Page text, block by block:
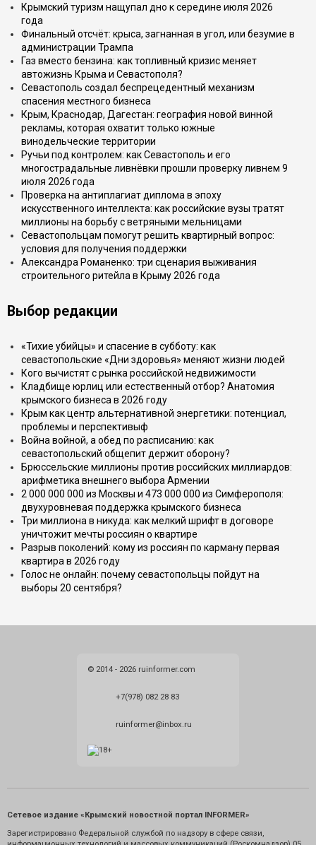
Крымский туризм нащупал дно к середине июля 2026
года
Финальный отсчёт: крыса, загнанная в угол, или безумие в
администрации Трампа
Газ вместо бензина: как топливный кризис меняет
автожизнь Крыма и Севастополя?
Севастополь создал беспрецедентный механизм
спасения местного бизнеса
Крым, Краснодар, Дагестан: география новой винной
рекламы, которая охватит только южные
винодельческие территории
Ручьи под контролем: как Севастополь и его
многострадальные ливнёвки прошли проверку ливнем 9
июля 2026 года
Проверка на антиплагиат диплома в эпоху
искусственного интеллекта: как российские вузы тратят
миллионы на борьбу с ветряными мельницами
Севастопольцам помогут решить квартирный вопрос:
условия для получения поддержки
Александра Романенко: три сценария выживания
строительного ритейла в Крыму 2026 года
Выбор редакции
«Тихие убийцы» и спасение в субботу: как
севастопольские «Дни здоровья» меняют жизни людей
Кого вычистят с рынка российской недвижимости
Кладбище юрлиц или естественный отбор? Анатомия
крымского бизнеса в 2026 году
Крым как центр альтернативной энергетики: потенциал,
проблемы и перспективыф
Война войной, а обед по расписанию: как
севастопольский общепит держит оборону?
Брюссельские миллионы против российских миллиардов:
арифметика внешнего выбора Армении
2 000 000 000 из Москвы и 473 000 000 из Симферополя:
двухуровневая поддержка крымского бизнеса
Три миллиона в никуда: как мелкий шрифт в договоре
уничтожит мечты россиян о квартире
Разрыв поколений: кому из россиян по карману первая
квартира в 2026 году
Голос не онлайн: почему севастопольцы пойдут на
выборы 20 сентября?
© 2014 - 2026 ruinformer.com
+7(978) 082 28 83
ruinformer@inbox.ru
Сетевое издание «Крымский новостной портал INFORMER»
Зарегистрировано Федеральной службой по надзору в сфере связи,